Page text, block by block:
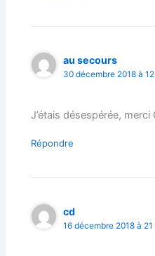
au secours
30 décembre 2018 à
J’étais désespérée,
Répondre
cd
16 décembre 2018 à